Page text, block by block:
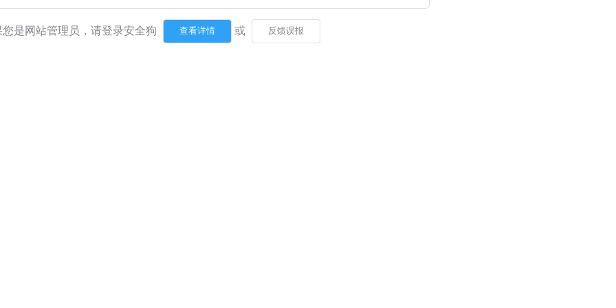
您是网站管理员，请登录安全狗 或